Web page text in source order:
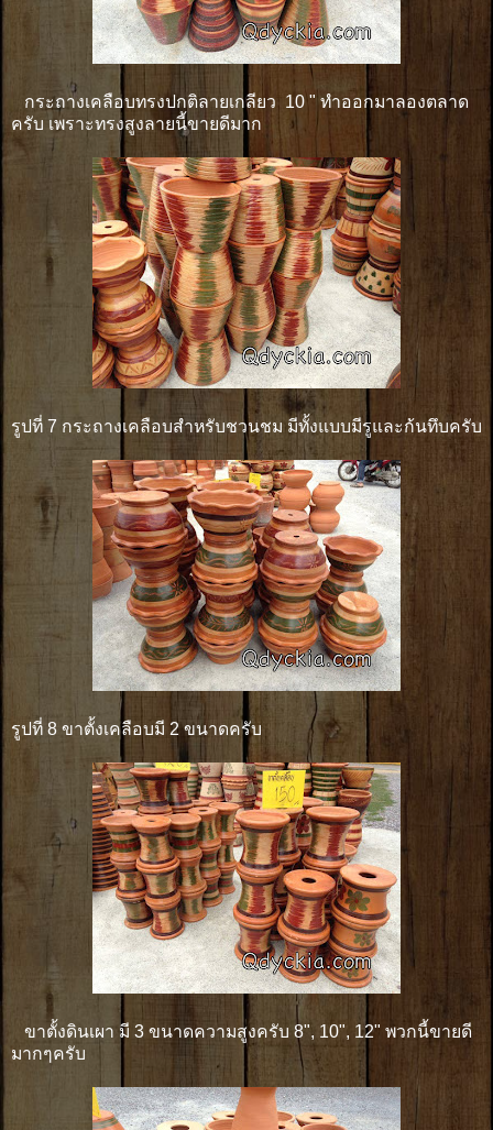
กระถางเคลือบทรงปกติลายเกลียว 10 " ทำออกมาลองตลาด
ครับ เพราะทรงสูงลายนี้ขายดีมาก
รูปที่ 7 กระถางเคลือบสำหรับชวนชม มีทั้งแบบมีรูและก้นทึบครับ
รูปที่ 8 ขาตั้งเคลือบมี 2 ขนาดครับ
ขาตั้งดินเผา มี 3 ขนาดความสูงครับ 8", 10", 12" พวกนี้ขายดี
มากๆครับ